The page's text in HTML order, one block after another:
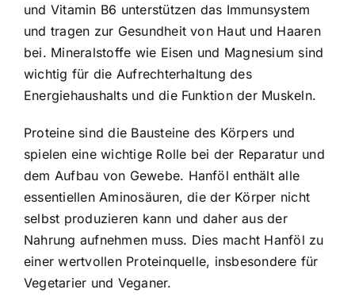
und Vitamin B6 unterstützen das Immunsystem
und tragen zur Gesundheit von Haut und Haaren
bei. Mineralstoffe wie Eisen und Magnesium sind
wichtig für die Aufrechterhaltung des
Energiehaushalts und die Funktion der Muskeln.
Proteine sind die Bausteine des Körpers und
spielen eine wichtige Rolle bei der Reparatur und
dem Aufbau von Gewebe. Hanföl enthält alle
essentiellen Aminosäuren, die der Körper nicht
selbst produzieren kann und daher aus der
Nahrung aufnehmen muss. Dies macht Hanföl zu
einer wertvollen Proteinquelle, insbesondere für
Vegetarier und Veganer.